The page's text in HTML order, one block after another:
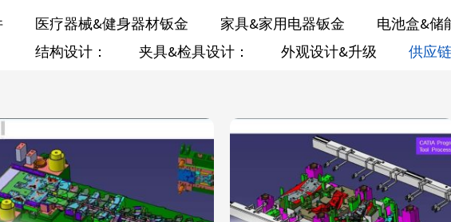
医疗器械&健身器材钣金 家具&家用电器钣金
电池盒&储
结构设计： 夹具&检具设计： 外观设计&升级 供应